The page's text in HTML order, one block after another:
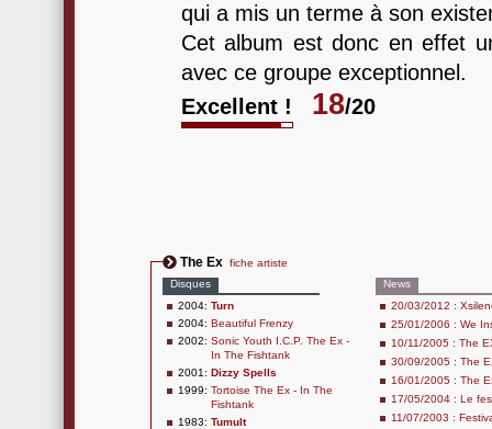
qui a mis un terme à son
Cet album est donc en effet
avec ce groupe exceptionnel.
Excellent !
18/20
The Ex fiche artiste
Disques
2004: Turn
2004: Beautiful Frenzy
2002: Sonic Youth I.C.P. The Ex -
In The Fishtank
2001: Dizzy Spells
1999: Tortoise The Ex - In The
Fishtank
1983: Tumult
News
20/03/2012 :
25/01/2006 : We
10/11/2005 : The
30/09/2005 : The
16/01/2005 : The
17/05/2004 : Le
11/07/2003 :